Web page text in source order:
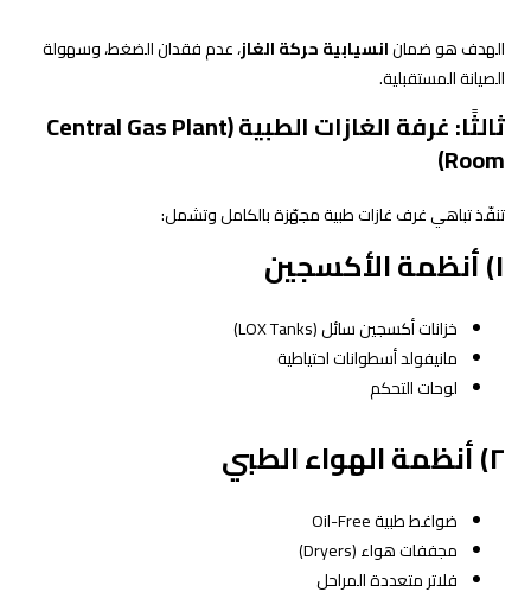
الهدف هو ضمانانسيابية حركة الغاز، عدم فقدان الضغط، وسهولة
الصيانة المستقبلية.
ثالثًا: غرفة الغازات الطبية (Central Gas Plant
Room)
تنفّذ تباهي غرف غازات طبية مجهّزة بالكامل وتشمل:
١) أنظمة الأكسجين
خزانات أكسجين سائل (LOX Tanks)
مانيفولد أسطوانات احتياطية
لوحات التحكم
٢) أنظمة الهواء الطبي
ضواغط طبية Oil-Free
مجففات هواء (Dryers)
فلاتر متعددة المراحل